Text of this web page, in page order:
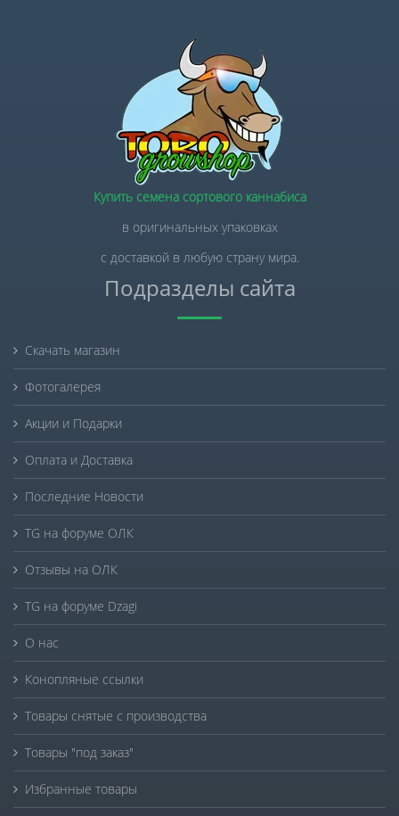
Купить семена сортового каннабиса
в оригинальных упаковках
с доставкой в любую страну мира.
Подразделы сайта
Скачать магазин
Фотогалерея
Акции и Подарки
Оплата и Доставка
Последние Новости
TG на форуме ОЛК
Отзывы на ОЛК
TG на форуме Dzagi
О нас
Конопляные ссылки
Товары снятые с производства
Товары "под заказ"
Избранные товары